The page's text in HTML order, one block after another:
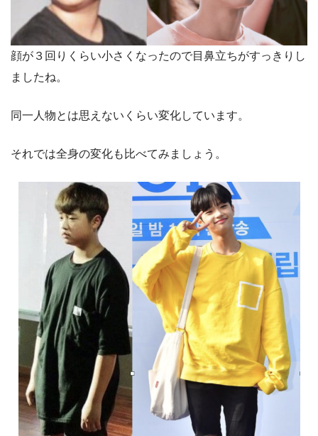
顔が３回りくらい小さくなったので目鼻立ちがすっきりし
ましたね。
同一人物とは思えないくらい変化しています。
それでは全身の変化も比べてみましょう。